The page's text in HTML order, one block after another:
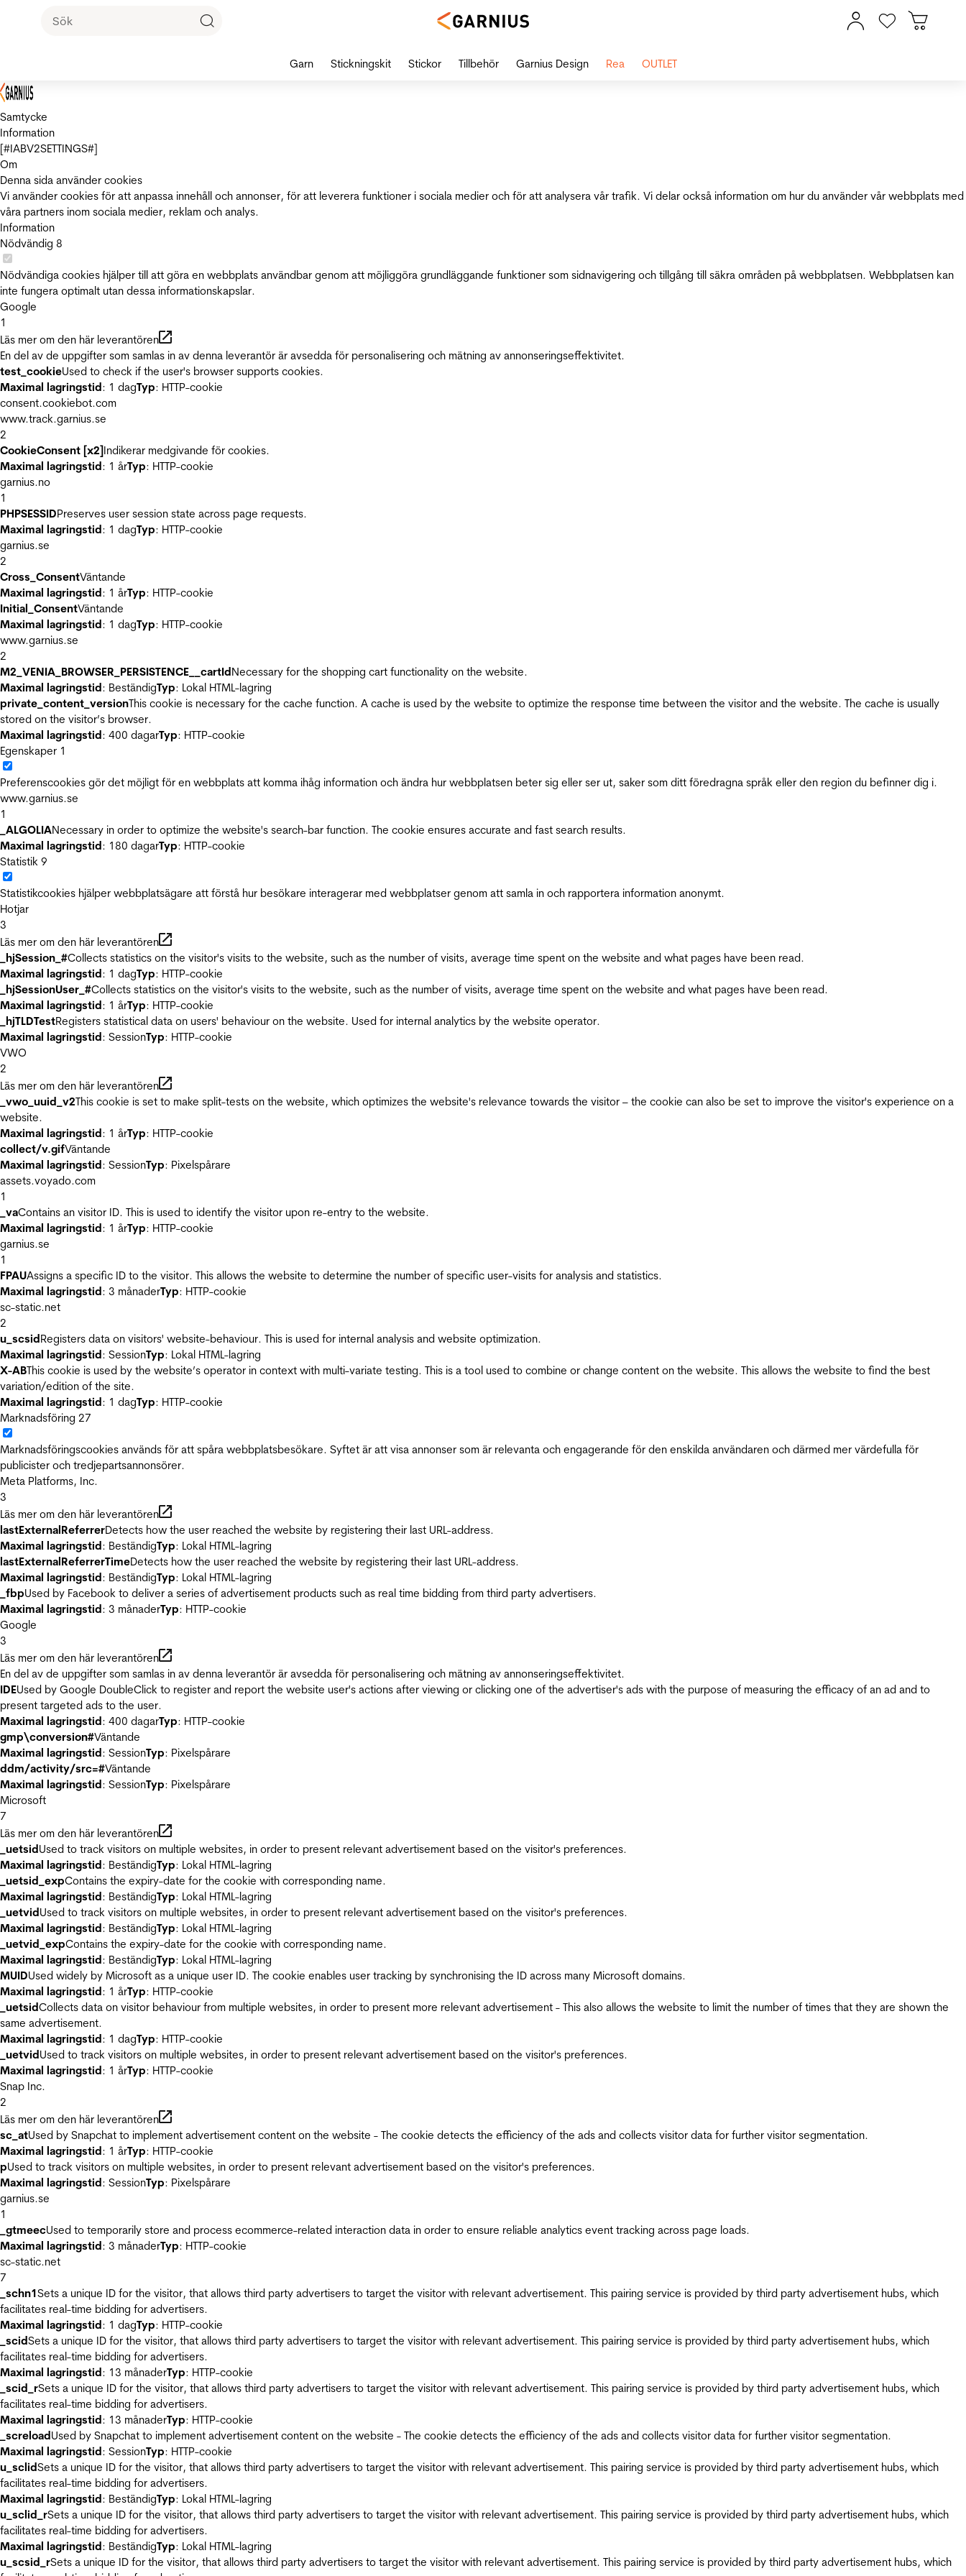
Samtycke
Information
[#IABV2SETTINGS#]
Om
Denna sida använder cookies
Vi använder cookies för att anpassa innehåll och annonser, för att leverera funktioner i sociala medier och för att analysera vår trafik. Vi delar också information om hur du använder vår webbplats med
våra partners inom sociala medier, reklam och analys.
Information
Nödvändig 8
Nödvändiga cookies hjälper till att göra en webbplats användbar genom att möjliggöra grundläggande funktioner som sidnavigering och tillgång till säkra områden på webbplatsen. Webbplatsen kan
inte fungera optimalt utan dessa informationskapslar.
Google
1
Läs mer om den här leverantören
En del av de uppgifter som samlas in av denna leverantör är avsedda för personalisering och mätning av annonseringseffektivitet.
test_cookieUsed to check if the user's browser supports cookies.
Maximal lagringstid: 1 dagTyp: HTTP-cookie
consent.cookiebot.com
www.track.garnius.se
2
CookieConsent [x2]Indikerar medgivande för cookies.
Maximal lagringstid: 1 årTyp: HTTP-cookie
garnius.no
1
PHPSESSIDPreserves user session state across page requests.
Maximal lagringstid: 1 dagTyp: HTTP-cookie
garnius.se
2
Cross_ConsentVäntande
Maximal lagringstid: 1 årTyp: HTTP-cookie
Initial_ConsentVäntande
Maximal lagringstid: 1 dagTyp: HTTP-cookie
www.garnius.se
2
M2_VENIA_BROWSER_PERSISTENCE__cartIdNecessary for the shopping cart functionality on the website.
Maximal lagringstid: BeständigTyp: Lokal HTML-lagring
private_content_versionThis cookie is necessary for the cache function. A cache is used by the website to optimize the response time between the visitor and the website. The cache is usually
stored on the visitor’s browser.
Maximal lagringstid: 400 dagarTyp: HTTP-cookie
Egenskaper 1
Preferenscookies gör det möjligt för en webbplats att komma ihåg information och ändra hur webbplatsen beter sig eller ser ut, saker som ditt föredragna språk eller den region du befinner dig i.
www.garnius.se
1
_ALGOLIANecessary in order to optimize the website's search-bar function. The cookie ensures accurate and fast search results.
Maximal lagringstid: 180 dagarTyp: HTTP-cookie
Statistik 9
Statistikcookies hjälper webbplatsägare att förstå hur besökare interagerar med webbplatser genom att samla in och rapportera information anonymt.
Hotjar
3
Läs mer om den här leverantören
_hjSession_#Collects statistics on the visitor's visits to the website, such as the number of visits, average time spent on the website and what pages have been read.
Maximal lagringstid: 1 dagTyp: HTTP-cookie
_hjSessionUser_#Collects statistics on the visitor's visits to the website, such as the number of visits, average time spent on the website and what pages have been read.
Maximal lagringstid: 1 årTyp: HTTP-cookie
_hjTLDTestRegisters statistical data on users' behaviour on the website. Used for internal analytics by the website operator.
Maximal lagringstid: SessionTyp: HTTP-cookie
VWO
2
Läs mer om den här leverantören
_vwo_uuid_v2This cookie is set to make split-tests on the website, which optimizes the website's relevance towards the visitor – the cookie can also be set to improve the visitor's experience on a
website.
Maximal lagringstid: 1 årTyp: HTTP-cookie
collect/v.gifVäntande
Maximal lagringstid: SessionTyp: Pixelspårare
assets.voyado.com
1
_vaContains an visitor ID. This is used to identify the visitor upon re-entry to the website.
Maximal lagringstid: 1 årTyp: HTTP-cookie
garnius.se
1
FPAUAssigns a specific ID to the visitor. This allows the website to determine the number of specific user-visits for analysis and statistics.
Maximal lagringstid: 3 månaderTyp: HTTP-cookie
sc-static.net
2
u_scsidRegisters data on visitors' website-behaviour. This is used for internal analysis and website optimization.
Maximal lagringstid: SessionTyp: Lokal HTML-lagring
X-ABThis cookie is used by the website’s operator in context with multi-variate testing. This is a tool used to combine or change content on the website. This allows the website to find the best
variation/edition of the site.
Maximal lagringstid: 1 dagTyp: HTTP-cookie
Marknadsföring 27
Marknadsföringscookies används för att spåra webbplatsbesökare. Syftet är att visa annonser som är relevanta och engagerande för den enskilda användaren och därmed mer värdefulla för
publicister och tredjepartsannonsörer.
Meta Platforms, Inc.
3
Läs mer om den här leverantören
lastExternalReferrerDetects how the user reached the website by registering their last URL-address.
Maximal lagringstid: BeständigTyp: Lokal HTML-lagring
lastExternalReferrerTimeDetects how the user reached the website by registering their last URL-address.
Maximal lagringstid: BeständigTyp: Lokal HTML-lagring
_fbpUsed by Facebook to deliver a series of advertisement products such as real time bidding from third party advertisers.
Maximal lagringstid: 3 månaderTyp: HTTP-cookie
Google
3
Läs mer om den här leverantören
En del av de uppgifter som samlas in av denna leverantör är avsedda för personalisering och mätning av annonseringseffektivitet.
IDEUsed by Google DoubleClick to register and report the website user's actions after viewing or clicking one of the advertiser's ads with the purpose of measuring the efficacy of an ad and to
present targeted ads to the user.
Maximal lagringstid: 400 dagarTyp: HTTP-cookie
gmp\conversion#Väntande
Maximal lagringstid: SessionTyp: Pixelspårare
ddm/activity/src=#Väntande
Maximal lagringstid: SessionTyp: Pixelspårare
Microsoft
7
Läs mer om den här leverantören
_uetsidUsed to track visitors on multiple websites, in order to present relevant advertisement based on the visitor's preferences.
Maximal lagringstid: BeständigTyp: Lokal HTML-lagring
_uetsid_expContains the expiry-date for the cookie with corresponding name.
Maximal lagringstid: BeständigTyp: Lokal HTML-lagring
_uetvidUsed to track visitors on multiple websites, in order to present relevant advertisement based on the visitor's preferences.
Maximal lagringstid: BeständigTyp: Lokal HTML-lagring
_uetvid_expContains the expiry-date for the cookie with corresponding name.
Maximal lagringstid: BeständigTyp: Lokal HTML-lagring
MUIDUsed widely by Microsoft as a unique user ID. The cookie enables user tracking by synchronising the ID across many Microsoft domains.
Maximal lagringstid: 1 årTyp: HTTP-cookie
_uetsidCollects data on visitor behaviour from multiple websites, in order to present more relevant advertisement - This also allows the website to limit the number of times that they are shown the
same advertisement.
Maximal lagringstid: 1 dagTyp: HTTP-cookie
_uetvidUsed to track visitors on multiple websites, in order to present relevant advertisement based on the visitor's preferences.
Maximal lagringstid: 1 årTyp: HTTP-cookie
Snap Inc.
2
Läs mer om den här leverantören
sc_atUsed by Snapchat to implement advertisement content on the website - The cookie detects the efficiency of the ads and collects visitor data for further visitor segmentation.
Maximal lagringstid: 1 årTyp: HTTP-cookie
pUsed to track visitors on multiple websites, in order to present relevant advertisement based on the visitor's preferences.
Maximal lagringstid: SessionTyp: Pixelspårare
garnius.se
1
_gtmeecUsed to temporarily store and process ecommerce-related interaction data in order to ensure reliable analytics event tracking across page loads.
Maximal lagringstid: 3 månaderTyp: HTTP-cookie
sc-static.net
7
_schn1Sets a unique ID for the visitor, that allows third party advertisers to target the visitor with relevant advertisement. This pairing service is provided by third party advertisement hubs, which
facilitates real-time bidding for advertisers.
Maximal lagringstid: 1 dagTyp: HTTP-cookie
_scidSets a unique ID for the visitor, that allows third party advertisers to target the visitor with relevant advertisement. This pairing service is provided by third party advertisement hubs, which
facilitates real-time bidding for advertisers.
Maximal lagringstid: 13 månaderTyp: HTTP-cookie
_scid_rSets a unique ID for the visitor, that allows third party advertisers to target the visitor with relevant advertisement. This pairing service is provided by third party advertisement hubs, which
facilitates real-time bidding for advertisers.
Maximal lagringstid: 13 månaderTyp: HTTP-cookie
_screloadUsed by Snapchat to implement advertisement content on the website - The cookie detects the efficiency of the ads and collects visitor data for further visitor segmentation.
Maximal lagringstid: SessionTyp: HTTP-cookie
u_sclidSets a unique ID for the visitor, that allows third party advertisers to target the visitor with relevant advertisement. This pairing service is provided by third party advertisement hubs, which
facilitates real-time bidding for advertisers.
Maximal lagringstid: BeständigTyp: Lokal HTML-lagring
u_sclid_rSets a unique ID for the visitor, that allows third party advertisers to target the visitor with relevant advertisement. This pairing service is provided by third party advertisement hubs, which
facilitates real-time bidding for advertisers.
Maximal lagringstid: BeständigTyp: Lokal HTML-lagring
u_scsid_rSets a unique ID for the visitor, that allows third party advertisers to target the visitor with relevant advertisement. This pairing service is provided by third party advertisement hubs, which
Garn Stickningskit Stickor Tillbehör Garnius Design Rea OUTLET